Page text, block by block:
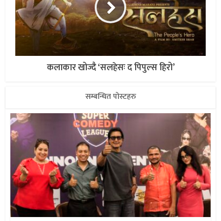
कलाकार खोज्दै ‘सलहेसः द पिपुल्स हिरो’
सम्बन्धित पोस्टहरु